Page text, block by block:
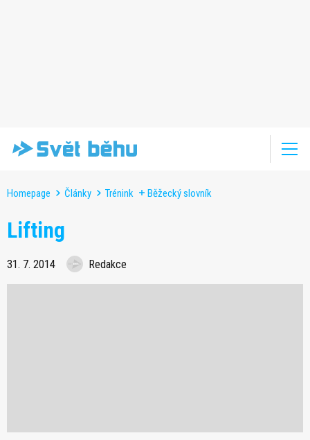
Homepage Články Trénink Běžecký slovník
Lifting
31. 7. 2014 Redakce